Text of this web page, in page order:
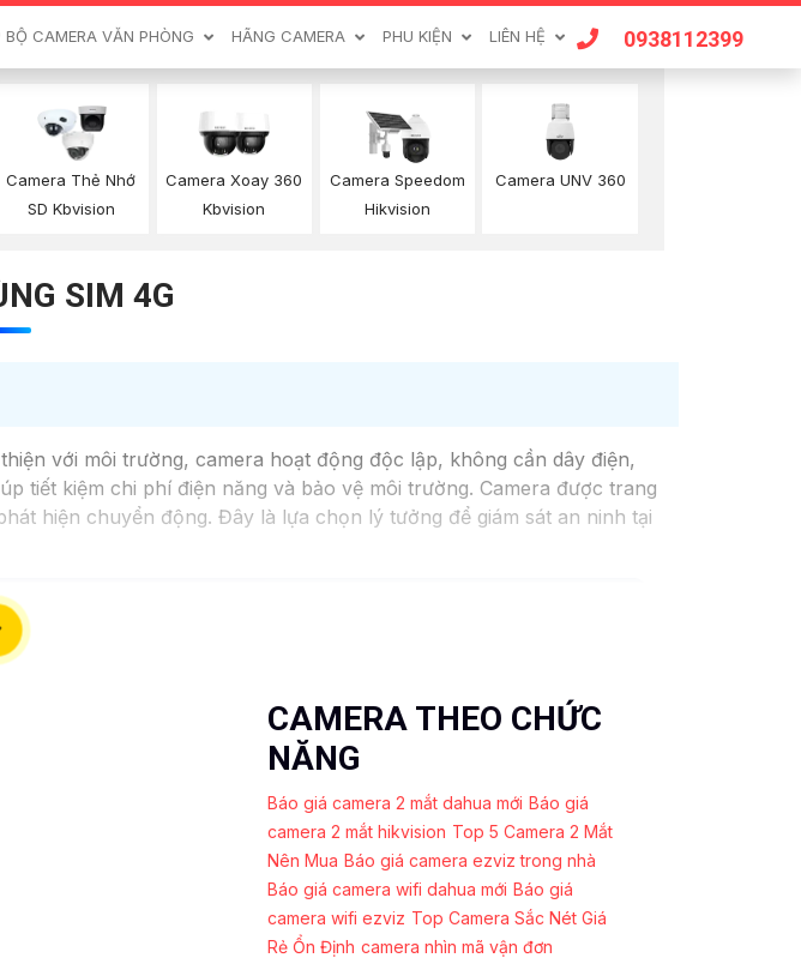
BỘ CAMERA VĂN PHÒNG HÃNG CAMERA PHU KIỆN LIÊN HỆ 0938112399
Camera Thẻ Nhớ
SD Kbvision
Camera Xoay 360
Kbvision
Camera Speedom
Hikvision
Camera UNV 360
SIM 4G
với môi trường, camera hoạt động độc lập, không cần dây điện,
tiết kiệm chi phí điện năng và bảo vệ môi trường. Camera được trang
hiện chuyển động. Đây là lựa chọn lý tưởng để giám sát an ninh tại
CAMERA THEO CHỨC
NĂNG
Báo giá camera 2 mắt dahua mới Báo giá
camera 2 mắt hikvision Top 5 Camera 2 Mắt
Nên Mua Báo giá camera ezviz trong nhà
Báo giá camera wifi dahua mới Báo giá
camera wifi ezviz Top Camera Sắc Nét Giá
Rẻ Ổn Định camera nhìn mã vận đơn